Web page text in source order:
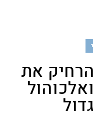
את